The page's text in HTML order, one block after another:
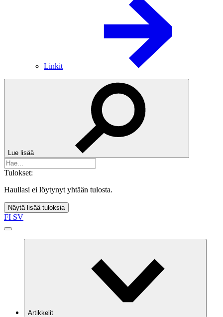
Linkit
Lue lisää
Tulokset:
Haullasi ei löytynyt yhtään tulosta.
Näytä lisää tuloksia
FI SV
Artikkelit